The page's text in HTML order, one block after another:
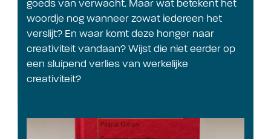
goeds van verwacht. Maar wat betekent het
woordje nog wanneer zowat iedereen het
verslijt? En waar komt deze honger naar
creativiteit vandaan? Wijst die niet eerder op
een sluipend verlies van werkelijke
creativiteit?